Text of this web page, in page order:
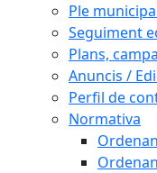
Ple
Seguiment
Plans,
Anuncis /
Perfil de
Normativa